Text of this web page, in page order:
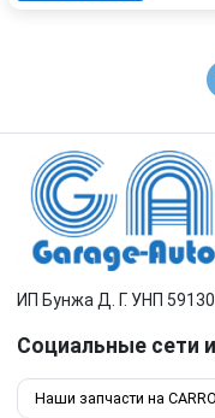
ИП Бунжа Д. Г. УНП
Социальные сети
Наши запчасти на CARRO